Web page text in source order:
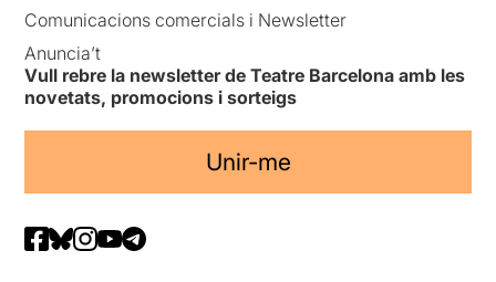
Comunicacions comercials i Newsletter
Anuncia’t
Vull rebre la newsletter de Teatre Barcelona amb les
novetats, promocions i sorteigs
Unir-me